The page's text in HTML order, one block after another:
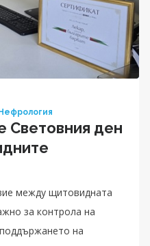
Световния ден
между щитовидната
за контрола на
на